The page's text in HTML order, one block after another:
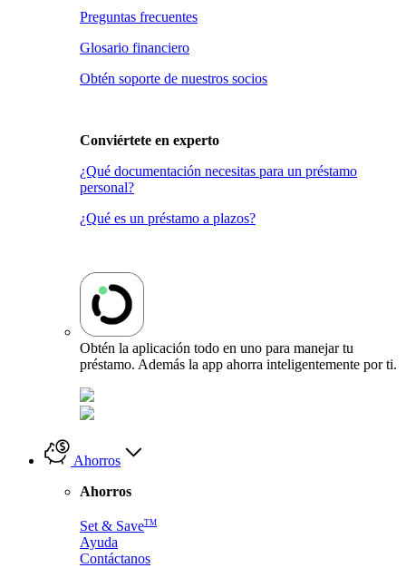
Preguntas frecuentes
Glosario financiero
Obtén soporte de nuestros socios
Conviértete en experto
¿Qué documentación necesitas para un préstamo
personal?
¿Qué es un préstamo a plazos?
Obtén la aplicación todo en uno para manejar tu
préstamo. Además la app ahorra inteligentemente por ti.
Ahorros
Ahorros
Set & SaveTM
Ayuda
Contáctanos